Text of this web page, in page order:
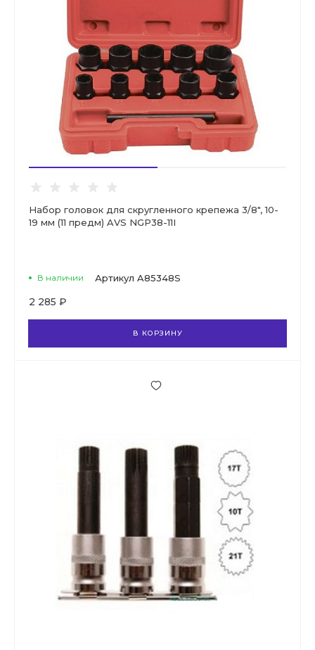
Набор головок для скругленного крепежа 3/8", 10-
19 мм (11 предм) AVS NGP38-11I
В наличии Артикул A85348S
2 285 ₽
В КОРЗИНУ